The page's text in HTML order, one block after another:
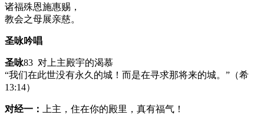
诸福殊恩施惠赐，
教会之母展亲慈。
圣咏吟唱
圣咏83 对上主殿宇的渴慕
“我们在此世没有永久的城！而是在寻求那将来的城。”（希
13:14）
对经一： 上主，住在你的殿里，真有福气！